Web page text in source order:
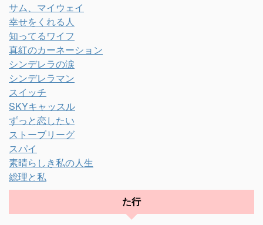
サム、マイウェイ
幸せをくれる人
知ってるワイフ
真紅のカーネーション
シンデレラの涙
シンデレラマン
スイッチ
SKYキャッスル
ずっと恋したい
ストーブリーグ
スパイ
素晴らしき私の人生
総理と私
た行